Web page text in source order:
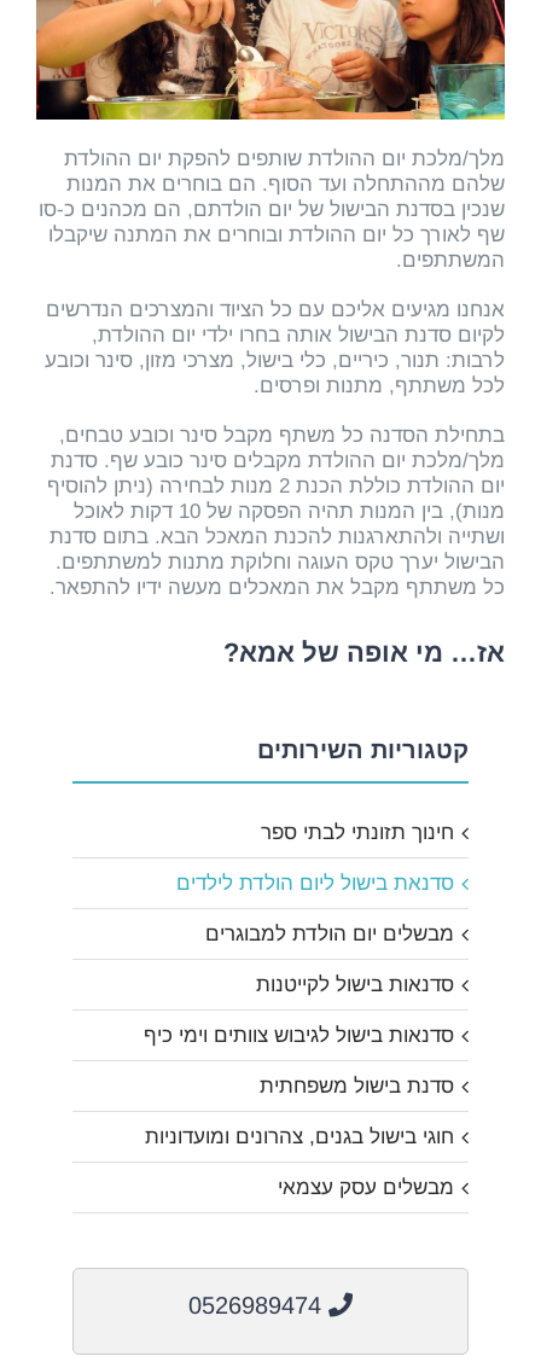
מלך/מלכת יום ההולדת שותפים להפקת יום ההולדת
שלהם מההתחלה ועד הסוף. הם בוחרים את המנות
שנכין בסדנת הבישול של יום הולדתם, הם מכהנים כ-סו
שף לאורך כל יום ההולדת ובוחרים את המתנה שיקבלו
המשתתפים.
אנחנו מגיעים אליכם עם כל הציוד והמצרכים הנדרשים
לקיום סדנת הבישול אותה בחרו ילדי יום ההולדת,
לרבות: תנור, כיריים, כלי בישול, מצרכי מזון, סינר וכובע
לכל משתתף, מתנות ופרסים.
בתחילת הסדנה כל משתף מקבל סינר וכובע טבחים,
מלך/מלכת יום ההולדת מקבלים סינר כובע שף. סדנת
יום ההולדת כוללת הכנת 2 מנות לבחירה (ניתן להוסיף
מנות), בין המנות תהיה הפסקה של 10 דקות לאוכל
ושתייה ולהתארגנות להכנת המאכל הבא. בתום סדנת
הבישול יערך טקס העוגה וחלוקת מתנות למשתתפים.
כל משתתף מקבל את המאכלים מעשה ידיו להתפאר.
אז… מי אופה של אמא?
קטגוריות השירותים
חינוך תזונתי לבתי ספר
סדנאת בישול ליום הולדת לילדים
מבשלים יום הולדת למבוגרים
סדנאות בישול לקייטנות
סדנאות בישול לגיבוש צוותים וימי כיף
סדנת בישול משפחתית
חוגי בישול בגנים, צהרונים ומועדוניות
מבשלים עסק עצמאי